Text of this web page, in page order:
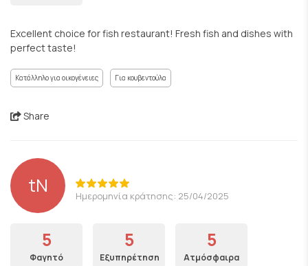
Excellent choice for fish restaurant! Fresh fish and dishes with
perfect taste!
Κατάλληλο για οικογένειες Για κουβεντούλα
Share
tN Ημερομηνία κράτησης: 25/04/2025
5
Φαγητό
5
Εξυπηρέτηση
5
Ατμόσφαιρα